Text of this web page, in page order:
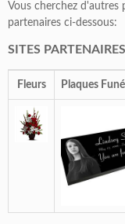
Vous cherchez d'autres
partenaires ci-dessous:
SITES
Fleurs Plaques